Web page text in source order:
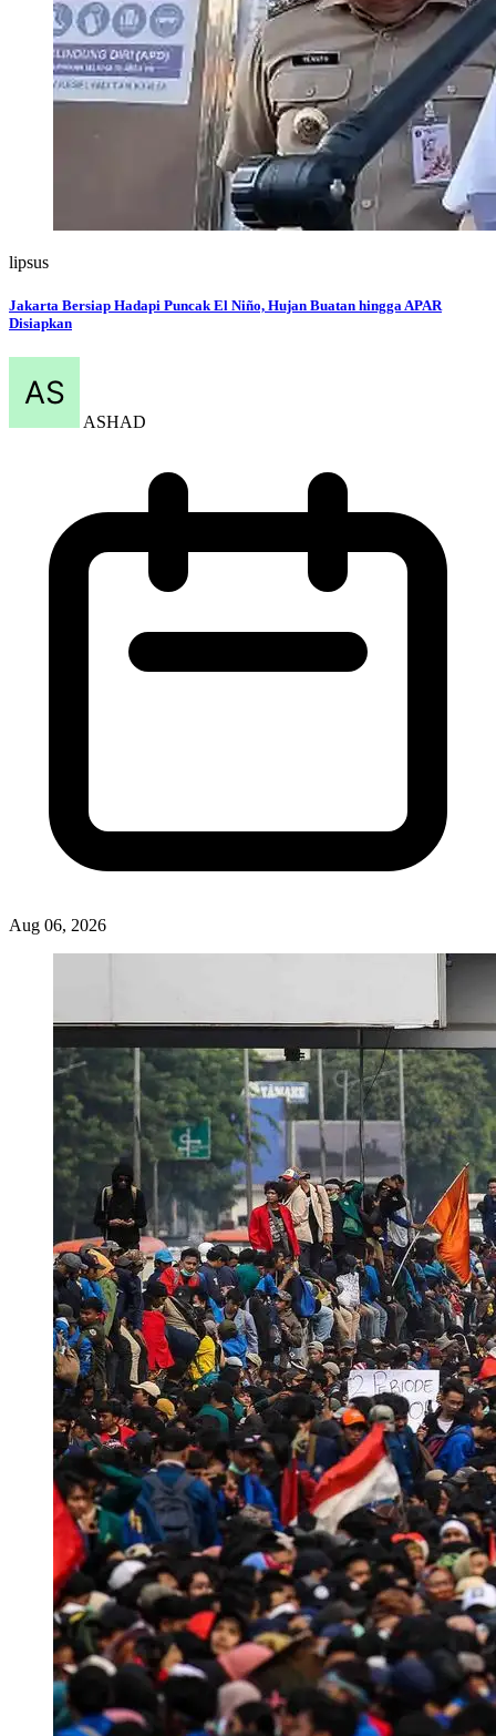
lipsus
Jakarta Bersiap Hadapi Puncak El Niño, Hujan Buatan hingga APAR
Disiapkan
ASHAD
Aug 06, 2026